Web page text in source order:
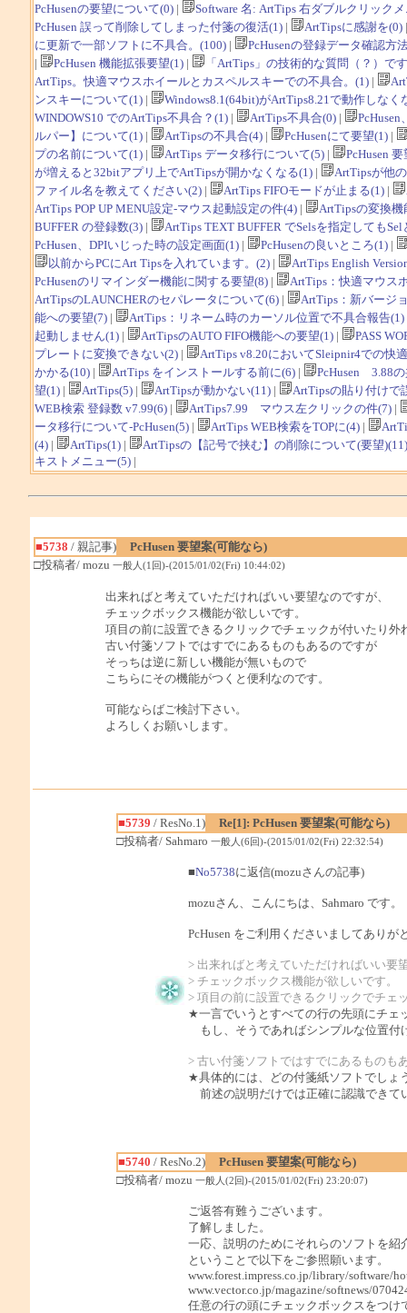
PcHusenの要望について(0)|
Software 名: ArtTips 右ダブルクリック
PcHusen 誤って削除してしまった付箋の復活(1)| ArtTipsに感謝を(0)
に更新で一部ソフトに不具合。(100)|
PcHusenの登録データ確認方
|
PcHusen 機能拡張要望(1)|
「ArtTips」の技術的な質問（？）で
ArtTips。快適マウスホイールとカスペルスキーでの不具合。(1)|
ンスキーについて(1)|
Windows8.1(64bit)がArtTips8.21で動作しなく
WINDOWS10 でのArtTips不具合？(1)| ArtTips不具合(0)|
PcHusen
ルパー】について(1)| ArtTipsの不具合(4)| PcHusenにて要望(1)|
プの名前について(1)| ArtTips データ移行について(5)|
PcHusen
が増えると32bitアプリ上でArtTipsが開かなくなる(1)|
ArtTipsが他
ファイル名を教えてください(2)| ArtTips FIFOモードが止まる(1)|
ArtTips POP UP MENU設定-マウス起動設定の件(4)|
ArtTipsの変換機
BUFFER の登録数(3)|
ArtTips TEXT BUFFER でSelsを指定しても
PcHusen、DPIいじった時の設定画面(1)| PcHusenの良いところ(1)|
以前からPCにArt Tipsを入れています。(2)|
ArtTips English
PcHusenのリマインダー機能に関する要望(8)|
ArtTips：快適マウス
ArtTipsのLAUNCHERのセパレータについて(6)|
ArtTips：新バージ
能への要望(7)| ArtTips：リネーム時のカーソル位置で不具合報告(1)
起動しません(1)| ArtTipsのAUTO FIFO機能への要望(1)|
PASS
プレートに変換できない(2)|
ArtTips v8.20においてSleipnir4での快
かかる(10)| ArtTips をインストールする前に(6)|
PcHusen 3.88の
望(1)| ArtTips(5)| ArtTipsが動かない(11)|
ArtTipsの貼り付けで
WEB検索 登録数 v7.99(6)| ArtTips7.99 マウス左クリックの件(7)|
ータ移行について-PcHusen(5)| ArtTips WEB検索をTOPに(4)|
(4)| ArtTips(1)|
ArtTipsの【記号で挟む】の削除について(要望)(11)
キストメニュー(5)|
■5738 / 親記事)
PcHusen 要望案(可能なら)
□投稿者/ mozu 一般人(1回)-(2015/01/02(Fri) 10:44:02)
出来ればと考えていただければいい要望なのですが、
チェックボックス機能が欲しいです。
項目の前に設置できるクリックでチェックが付いたり外
古い付箋ソフトではすでにあるものもあるのですが
そっちは逆に新しい機能が無いもので
こちらにその機能がつくと便利なのです。
可能ならばご検討下さい。
よろしくお願いします。
■5739 / ResNo.1)
Re[1]: PcHusen 要望案(可能なら)
□投稿者/ Sahmaro 一般人(6回)-(2015/01/02(Fri) 22:32:54)
■No5738に返信(mozuさんの記事)
mozuさん、こんにちは、Sahmaro です。
PcHusen をご利用くださいましてありが
> 出来ればと考えていただければいい要
> チェックボックス機能が欲しいです。
> 項目の前に設置できるクリックでチェ
★一言でいうとすべての行の先頭にチェ
もし、そうであればシンプルな位置付
> 古い付箋ソフトではすでにあるものも
★具体的には、どの付箋紙ソフトでしょ
前述の説明だけでは正確に認識できて
■5740 / ResNo.2)
PcHusen 要望案(可能なら)
□投稿者/ mozu 一般人(2回)-(2015/01/02(Fri) 23:20:07)
ご返答有難うございます。
了解しました。
一応、説明のためにそれらのソフトを
ということで以下をご参照願います。
www.forest.impress.co.jp/library/software/
www.vector.co.jp/magazine/softnews/
任意の行の頭にチェックボックスをつ